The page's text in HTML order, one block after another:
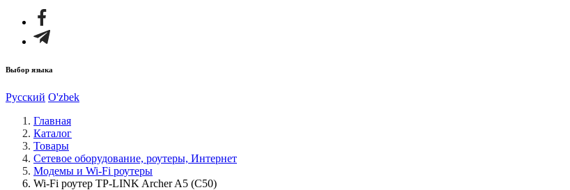
Выбор языка
Русский O'zbek
Главная
Каталог
Товары
Cетевое оборудование, роутеры, Интернет
Модемы и Wi-Fi роутеры
Wi-Fi роутер TP-LINK Archer A5 (C50)